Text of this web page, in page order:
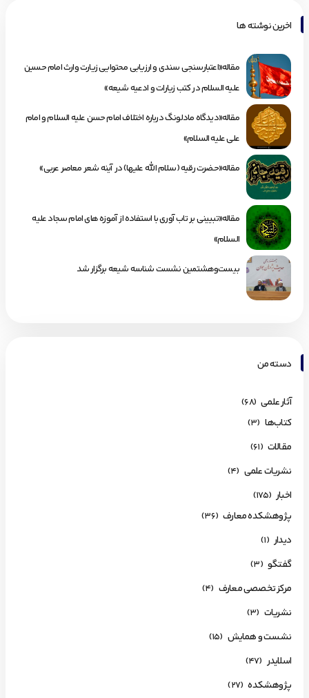
اخرین نوشته ها
مقاله«اعتبارسنجی سندی و ارزیابی محتوایی زیارت وارث امام حسین
علیه السلام در کتب زیارات و ادعیه شیعه»
مقاله«دیدگاه مادلونگ درباره اختلاف امام حسن علیه السلام و امام
علی علیه السلام»
مقاله«حضرت رقیه (سلام الله علیها) در آینه شعر معاصر عربی»
مقاله«تبیینی بر تاب آوری با استفاده از آموزه های امام سجاد علیه
السلام»
بیست‌وهشتمین نشست شناسه شیعه برگزار شد
دسته من
آثار علمی (68)
کتاب‌ها (3)
مقالات (61)
نشریات علمی (4)
اخبار (175)
پژوهشکده معارف (36)
دیدار (1)
گفتگو (3)
مرکز تخصصی معارف (4)
نشریات (3)
نشست و همایش (15)
اسلایدر (47)
پژوهشکده (27)